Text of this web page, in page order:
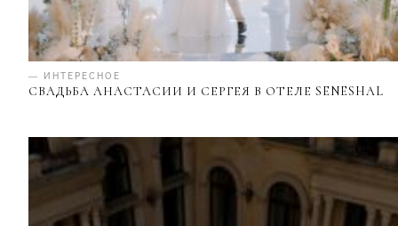
— ИНТЕРЕСНОЕ
СВАДЬБА АНАСТАСИИ И СЕРГЕЯ В ОТЕЛЕ SENESHAL